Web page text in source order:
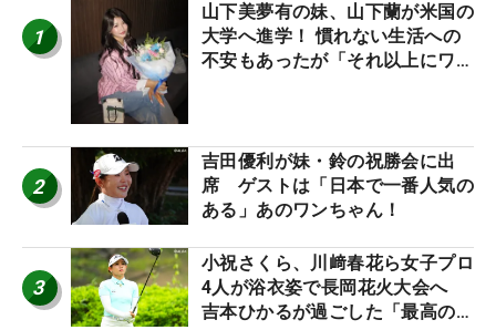
1
山下美夢有の妹、山下蘭が米国の
大学へ進学！ 慣れない生活への
不安もあったが「それ以上にワク
2
吉田優利が妹・鈴の祝勝会に出
席 ゲストは「日本で一番人気の
ある」あのワンちゃん！
3
小祝さくら、川﨑春花ら女子プロ
4人が浴衣姿で長岡花火大会へ
吉本ひかるが過ごした「最高の夏